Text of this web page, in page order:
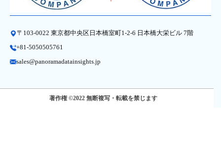
〒103-0022 東京都中央区日本橋室町1-2-6 日本橋大栄ビル 7階
+81-5050505761
sales@panoramadatainsights.jp
著作権 ©2022 無断複写・転載を禁じます